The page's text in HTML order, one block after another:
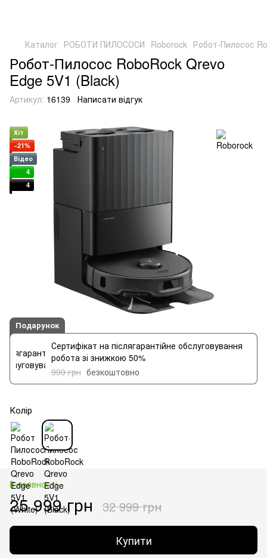
Каталог РОБОТИ ПИЛОСОСИ Roborock Робот-Пилосос
Робот-Пилосос RoboRock Qrevo
Edge 5V1 (Black)
Артикул: 16139 Написати відгук
Хіт
−21%
Відео
4
4
Подарунок
Сертифікат на післягарантійне обслуговування
робота зі знижкою 50%
999 грн безкоштовно
Колір
В наявності
25 999 грн 32 999 грн
Купити